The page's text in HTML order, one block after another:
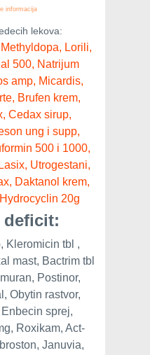
informacija
lekova:
Lorili,
500, Natrijum
amp, Micardis,
Brufen krem,
Cedax sirup,
ung i supp,
500 i 1000,
Utrogestani,
Daktanol krem,
20g
deficit:
Kleromicin tbl ,
mast, Bactrim tbl
Postinor,
Obytin rastvor,
sprej,
Roxikam, Act-
Januvia,